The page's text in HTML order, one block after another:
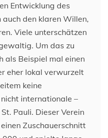
Entwicklung des
auch den klaren Willen,
Viele unterschätzen
Um das zu
als Beispiel mal einen
eher lokal verwurzelt
keine
internationale –
Pauli. Dieser Verein
Zuschauerschnitt